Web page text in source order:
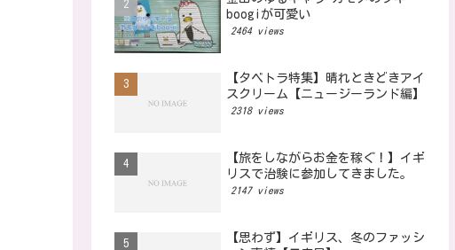
boogiが可愛い
2464 views
【タベトラ特集】晴れときどきアイ
スクリーム【ニュージーランド編】
2318 views
【旅をしながらお金を稼ぐ！】イギ
リスで治験に参加してきました。
2147 views
【思わず】イギリス、冬のファッシ